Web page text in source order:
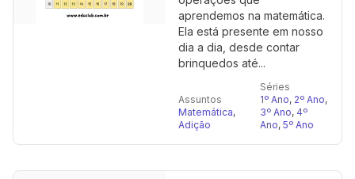
aprendemos na matemática.
Ela está presente em nosso
dia a dia, desde contar
brinquedos até...
Assuntos
Matemática,
Adição
Séries
1º Ano, 2º Ano,
3º Ano, 4º
Ano, 5º Ano